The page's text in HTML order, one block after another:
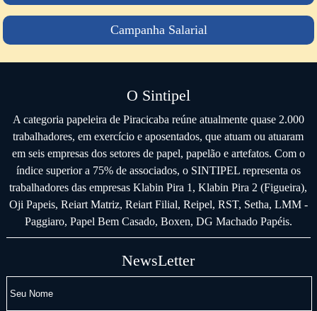
Campanha Salarial
O Sintipel
A categoria papeleira de Piracicaba reúne atualmente quase 2.000
trabalhadores, em exercício e aposentados, que atuam ou atuaram
em seis empresas dos setores de papel, papelão e artefatos. Com o
índice superior a 75% de associados, o SINTIPEL representa os
trabalhadores das empresas Klabin Pira 1, Klabin Pira 2 (Figueira),
Oji Papeis, Reiart Matriz, Reiart Filial, Reipel, RST, Setha, LMM -
Paggiaro, Papel Bem Casado, Boxen, DG Machado Papéis.
NewsLetter